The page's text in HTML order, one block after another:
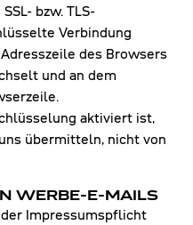
bzw. TLS-
Verbindung
des Browsers
und an dem
aktiviert ist,
übermitteln, nicht von
WERBE-E-MAILS
Impressumspflicht